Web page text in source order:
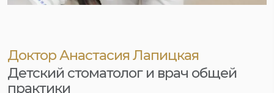
Доктор Анастасия Лапицкая
Детский стоматолог и врач общей
практики